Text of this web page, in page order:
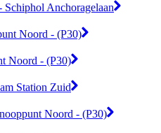
Anchoragelaan
Noord - (P30)
Noord - (P30)
Station Zuid
Noord - (P30)